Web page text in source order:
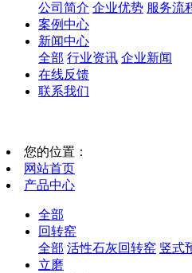
公司简介 企业优势 服务流
案例中心
新闻中心
全部 行业资讯 企业新闻
在线反馈
联系我们
您的位置：
网站首页
产品中心
全部
回转窑
全部 活性石灰回转窑 竖式
立磨